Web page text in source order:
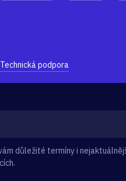
Technická podpora
důležité termíny i